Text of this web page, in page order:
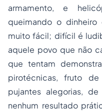
armamento, e
queimando o
muito fácil; difícil é
aquele povo que não
que tentam
pirotécnicas, fruto
pujantes alegorias,
nenhum resultado